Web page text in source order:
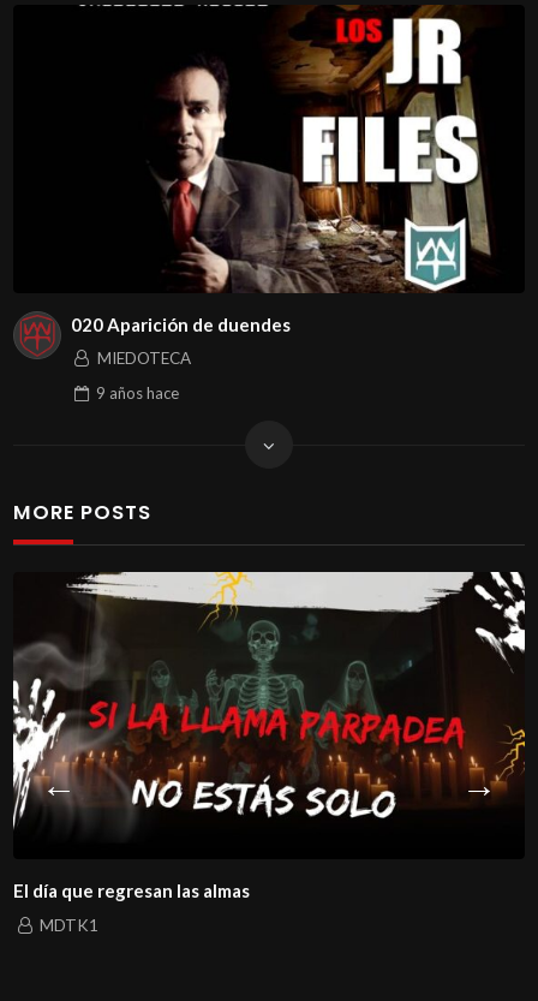
020 Aparición de duendes
MIEDOTECA
9 añoshace
MORE POSTS
El día que regresan las almas
MDTK1